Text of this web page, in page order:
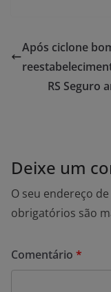
Após ciclone
RS Seguro
Deixe um
O seu endereço
obrigatórios são
Comentário *